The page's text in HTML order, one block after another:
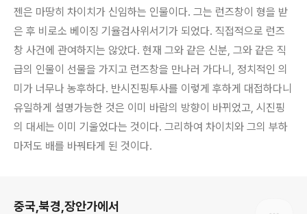
젠은 마땅히 차이치가 신임하는 인물이다. 그는 런즈창이 형을 받
은 후 비로소 베이징 기율검사위서기가 되었다. 직접적으로 런즈
창 사건에 관여하지는 않았다. 현재 그와 같은 신분, 그와 같은 직
급의 인물이 선물을 가지고 런즈창을 만나러 가다니, 정치적인 의
미가 너무나 농후하다. 반시진핑투사를 이렇게 후하게 대접하다니
유일하게 설명가능한 것은 이미 바람의 방향이 바뀌었고, 시진핑
의 대세는 이미 기울었다는 것이다. 그리하여 차이치와 그의 부하
마저도 배를 바꿔타게 된 것이다.
중국,북경,장안가에서